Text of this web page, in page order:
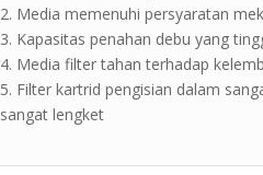
Media memenuhi persyaratan
Kapasitas penahan debu yang
Media filter tahan terhadap
Filter kartrid pengisian dalam
sangat lengket